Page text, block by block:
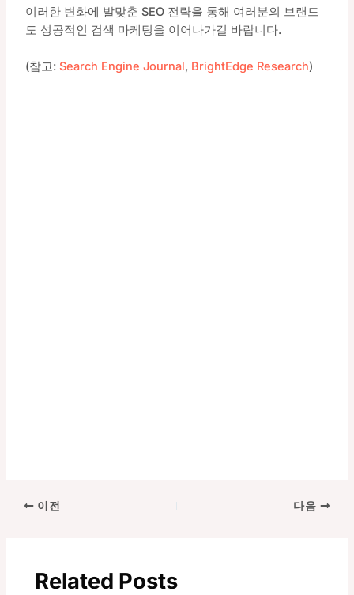
이러한 변화에 발맞춘 SEO 전략을 통해 여러분의 브랜드
도 성공적인 검색 마케팅을 이어나가길 바랍니다.
(참고: Search Engine Journal, BrightEdge Research)
이전 다음
Related Posts